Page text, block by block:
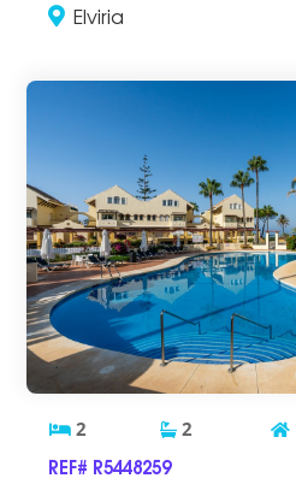
Elviria
2 2
REF# R5448259